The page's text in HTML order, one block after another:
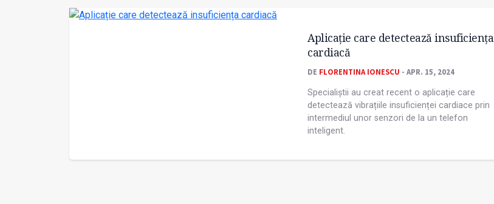
Aplicație care detectează insuficiența
cardiacă
DE FLORENTINA IONESCU - APR. 15, 2024
Specialiștii au creat recent o aplicație care
detectează vibrațiile insuficienței cardiace prin
intermediul unor senzori de la un telefon
inteligent.